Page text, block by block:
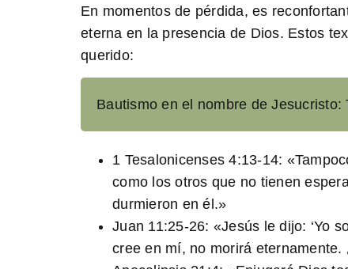
En momentos de pérdida, es
eterna en la presencia de Dios. Estos
querido:
Bautismo en el nombre de
1 Tesalonicenses 4:13-14:
como los otros que no tienen
durmieron en él.»
Juan 11:25-26: «Jesús le dijo: ‘Yo
cree en mí, no morirá eternamente.